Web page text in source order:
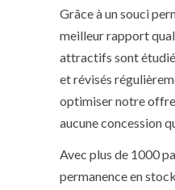
Grâce à un souci
meilleur rapport
attractifs sont
et révisés
optimiser notre offre
aucune concession
Avec plus de 1000
permanence en stock.